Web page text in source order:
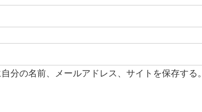
分の名前、メールアドレス、サイトを保存する。